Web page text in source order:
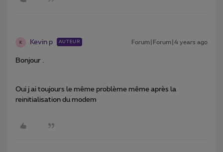
K Kevin p AUTEUR Forum|Forum|4 years ago
Bonjour .
Oui j ai toujours le même problème même après la
reinitialisation du modem